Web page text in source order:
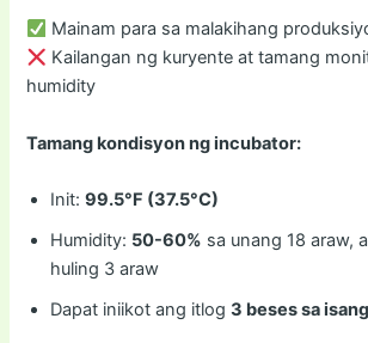
Mainam para sa malakihang
Kailangan ng kuryente at tamang
humidity
Tamang kondisyon ng incubator:
Init:99.5°F (37.5°C)
Humidity: 50-60% sa unang 18 araw,
huling 3 araw
Dapat iniikot ang itlog3 beses sa